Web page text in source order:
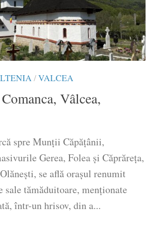
/VALCEA
Vâlcea,
spre Munţii Căpăţânii,
Gerea, Folea şi Căprăreţa,
se află oraşul renumit
sale tămăduitoare, menţionate
într-un hrisov, din a...